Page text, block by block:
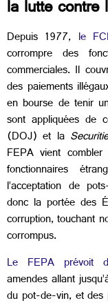
la lutte contre
Depuis 1977, le
corrompre des
commerciales. Il
des paiements
en bourse de tenir
sont appliquées de
(DOJ) et la
FEPA vient
fonctionnaires
l’acceptation de
donc la portée des
corruption, touchant
corrompus.
Le FEPA prévoit
amendes allant
du pot-de-vin, et des